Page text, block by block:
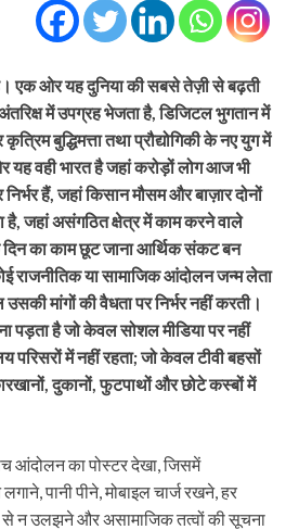
एक ओर यह दुनिया की सबसे तेज़ी से बढ़ती
में उपग्रह भेजता है, डिजिटल भुगतान में
बुद्धिमत्ता तथा प्रौद्योगिकी के नए युग में
यह वही भारत है जहां करोड़ों लोग आज भी
हैं, जहां किसान मौसम और बाज़ार दोनों
जहां असंगठित क्षेत्र में काम करने वाले
का काम छूट जाना आर्थिक संकट बन
राजनीतिक या सामाजिक आंदोलन जन्म लेता
मांगों की वैधता पर निर्भर नहीं करती।
पड़ता है जो केवल सोशल मीडिया पर नहीं
परिसरों में नहीं रहता; जो केवल टीवी बहसों
दुकानों, फुटपाथों और छोटे कस्बों में
आंदोलन का पोस्टर देखा, जिसमें
पानी पीने, मोबाइल चार्ज रखने, हर
से न उलझने और असामाजिक तत्वों की सूचना